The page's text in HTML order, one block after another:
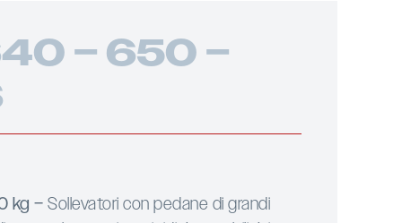
– 650 –
kg –Sollevatori con pedane di grandi